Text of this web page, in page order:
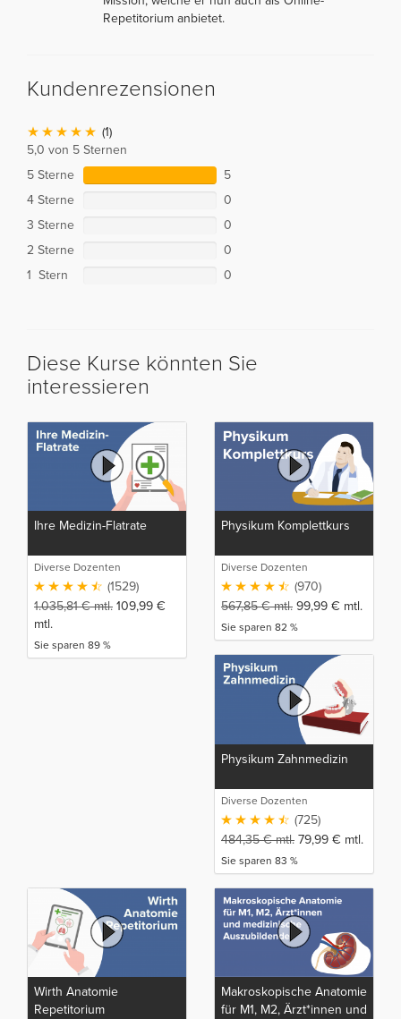
Repetitorium anbietet.
Kundenrezensionen
(1)
5,0 von 5 Sternen
5 Sterne
5
4 Sterne
0
3 Sterne
0
2 Sterne
0
1 Stern
0
Diese Kurse könnten Sie
interessieren
Ihre Medizin-Flatrate
Diverse Dozenten
(1529)
1.035,81€mtl. 109,99 €
mtl.
Sie sparen 89 %
Physikum Komplettkurs
Diverse Dozenten
(970)
567,85€mtl. 99,99 € mtl.
Sie sparen 82 %
Physikum Zahnmedizin
Diverse Dozenten
(725)
484,35€mtl. 79,99 € mtl.
Sie sparen 83 %
Wirth Anatomie
Repetitorium
Makroskopische Anatomie
für M1, M2, Ärzt*innen und